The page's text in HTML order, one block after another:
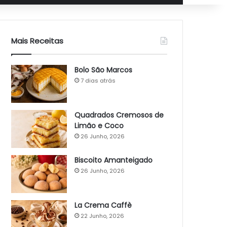
Mais Receitas
Bolo São Marcos
7 dias atrás
Quadrados Cremosos de
Limão e Coco
26 Junho, 2026
Biscoito Amanteigado
26 Junho, 2026
La Crema Caffè
22 Junho, 2026